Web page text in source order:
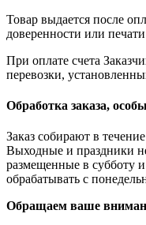
Товар выдается после
доверенности или
При оплате счета
перевозки,
Обработка заказа,
Заказ собирают в
Выходные и праздники
размещенные в субботу
обрабатывать с
Обращаем ваше